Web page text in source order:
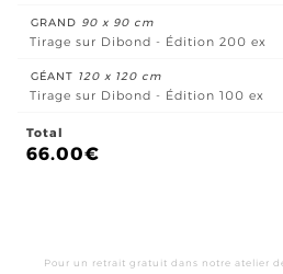
GRAND 90 x 90 cm
Tirage sur Dibond - Édition 200 ex
GÉANT 120 x 120 cm
Tirage sur Dibond - Édition 100 ex
Total
66.00€
Pour un retrait gratuit dans notre atelier